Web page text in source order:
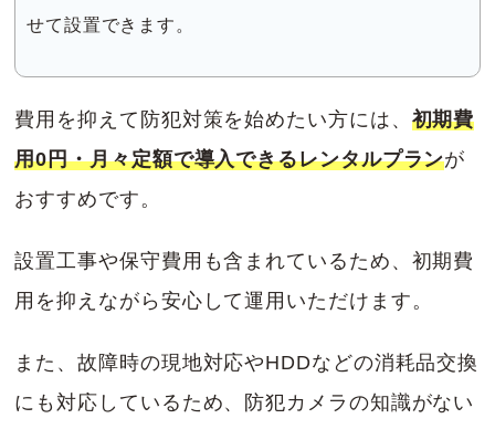
せて設置できます。
費用を抑えて防犯対策を始めたい方には、 初期費
用0円・月々定額で導入できるレンタルプランが
おすすめです。
設置工事や保守費用も含まれているため、初期費
用を抑えながら安心して運用いただけます。
また、故障時の現地対応やHDDなどの消耗品交換
にも対応しているため、防犯カメラの知識がない